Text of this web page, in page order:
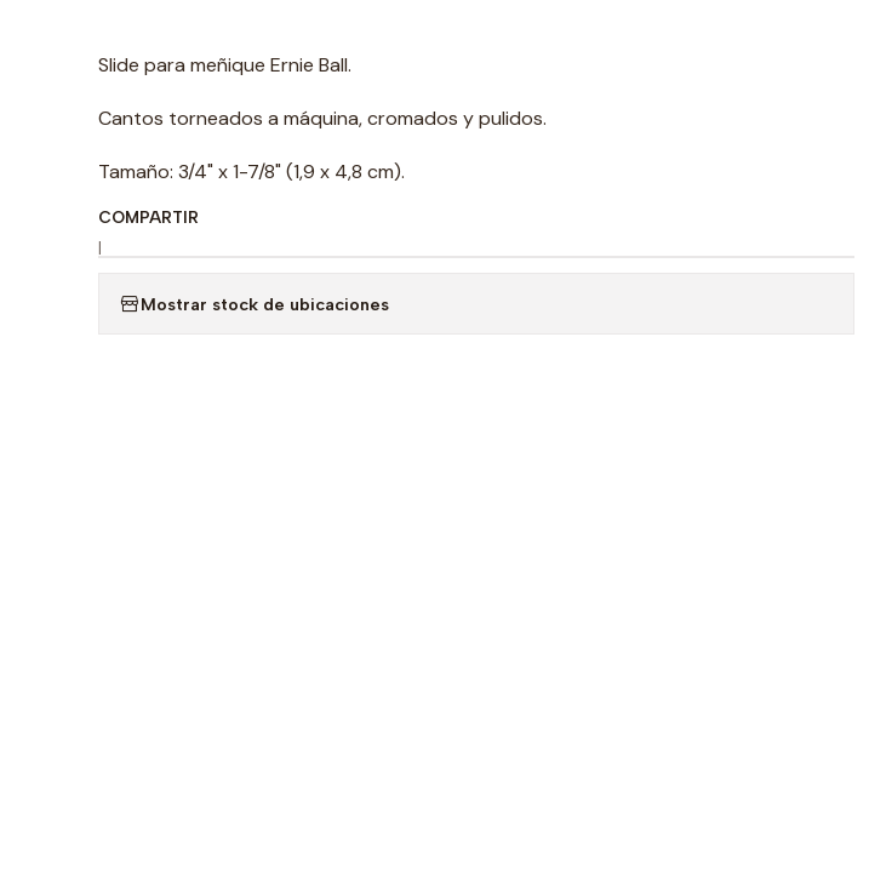
Slide para meñique Ernie Ball.
Cantos torneados a máquina, cromados y pulidos.
Tamaño: 3/4" x 1-7/8" (1,9 x 4,8 cm).
COMPARTIR
|
Mostrar stock de ubicaciones